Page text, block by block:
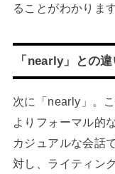
ることがわかります
「nearly」との
次に「nearly」。
よりフォーマル的
カジュアルな会話
対し、ライティン